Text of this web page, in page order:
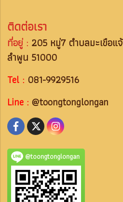
ติดต่อเรา
ที่อยู่ : 205 หมู่7 ตำบลมะเขือแ
ลำพูน 51000
Tel : 081-9929516
Line : @toongtonglongan
@toongtonglongan